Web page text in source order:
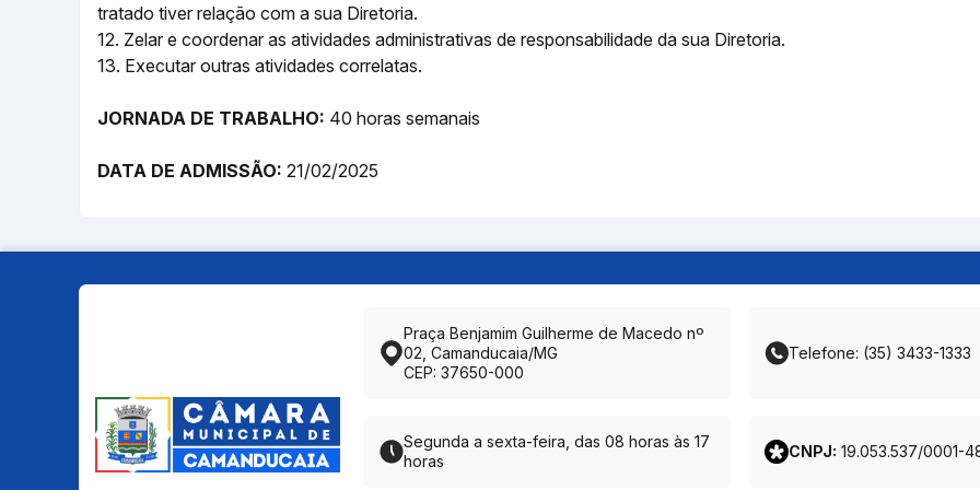
tratado tiver relação com a sua Diretoria.
12. Zelar e coordenar as atividades administrativas de responsabilidade da sua Diretoria.
13. Executar outras atividades correlatas.
JORNADA DE TRABALHO: 40 horas semanais
DATA DE ADMISSÃO: 21/02/2025
Praça Benjamim Guilherme de Macedo nº
02, Camanducaia/MG
CEP: 37650-000
Telefone: (35) 3433-1333
Segunda a sexta-feira, das 08 horas às 17
horas
CNPJ: 19.053.537/0001-